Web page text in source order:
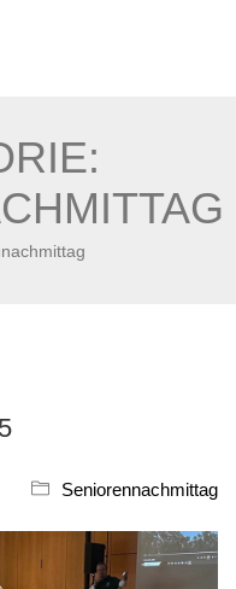
Seniorennachmittag